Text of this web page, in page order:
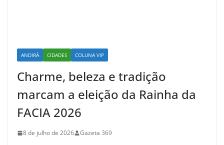
ANDIRÁ CIDADES COLUNA VIP
Charme, beleza e tradição
marcam a eleição da Rainha da
FACIA 2026
8 de julho de 2026 Gazeta 369